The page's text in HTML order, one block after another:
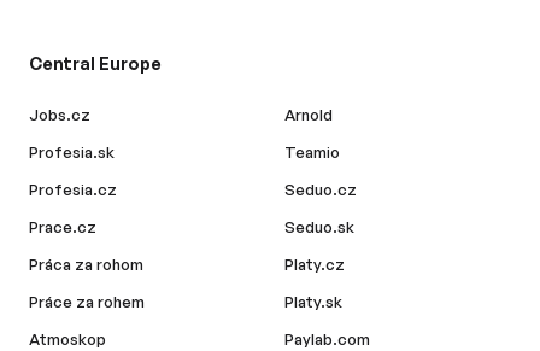
Central Europe
Jobs.cz
Profesia.sk
Profesia.cz
Prace.cz
Práca za rohom
Práce za rohem
Atmoskop
Arnold
Teamio
Seduo.cz
Seduo.sk
Platy.cz
Platy.sk
Paylab.com